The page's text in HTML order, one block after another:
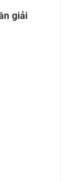
giải